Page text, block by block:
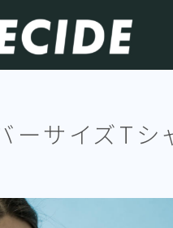
サイズTシ